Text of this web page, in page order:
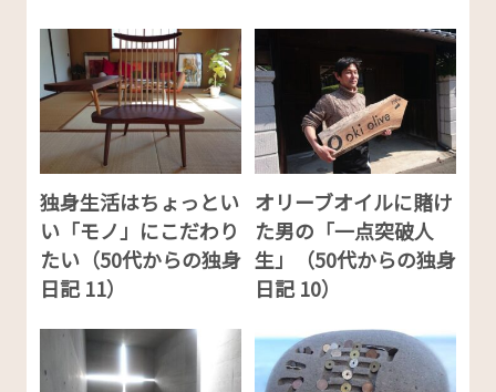
独身生活はちょっとい
い「モノ」にこだわり
たい（50代からの独身
日記 11）
オリーブオイルに賭け
た男の「一点突破人
生」（50代からの独身
日記 10）